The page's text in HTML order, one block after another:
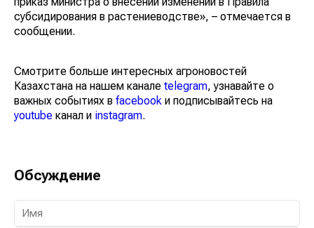
субсидирования в растениеводстве», – отмечается в
сообщении.
Смотрите больше интересных агроновостей
Казахстана на нашем канале telegram, узнавайте о
важных событиях в facebook и подписывайтесь на
youtube канал и instagram.
Обсуждение